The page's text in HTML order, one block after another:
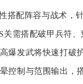
搭配阵容与战术，
关需搭配破甲兵符
爆发武将快速打破
控制与范围输出，